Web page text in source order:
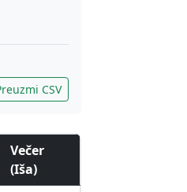
CSV
Večer
(Iša)